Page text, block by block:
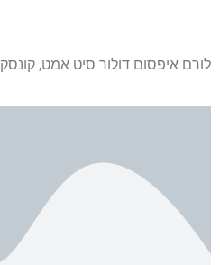
לורם איפסום דולור סיט אמט,